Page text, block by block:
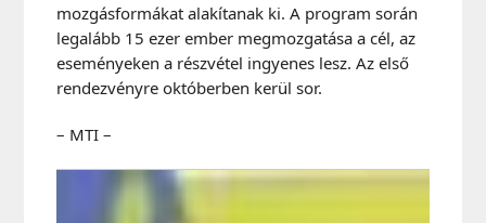
mozgásformákat alakítanak ki. A program során
legalább 15 ezer ember megmozgatása a cél, az
eseményeken a részvétel ingyenes lesz. Az első
rendezvényre októberben kerül sor.
– MTI –